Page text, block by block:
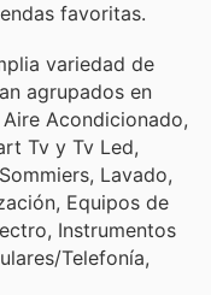
favoritas.
variedad de
agrupados en
Acondicionado,
Tv y Tv Led,
Lavado,
Equipos de
Instrumentos
Telefonía,